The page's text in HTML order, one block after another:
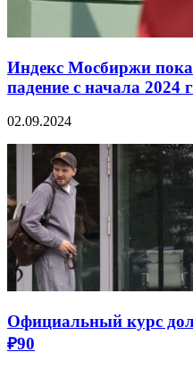
Индекс Мосбиржи
падение с начала 2024
02.09.2024
Официальный курс
₽90